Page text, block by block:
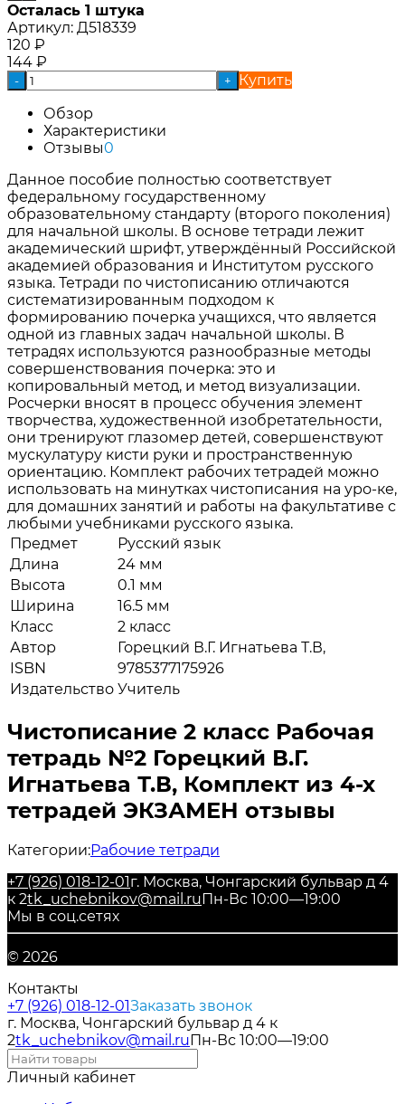
Осталась 1 штука
Артикул: Д518339
120 ₽
144 ₽
- +
Купить
Обзор
Характеристики
Отзывы0
Данное пособие полностью соответствует
федеральному государственному
образовательному стандарту (второго поколения)
для начальной школы. В основе тетради лежит
академический шрифт, утверждённый Российской
академией образования и Институтом русского
языка. Тетради по чистописанию отличаются
систематизированным подходом к
формированию почерка учащихся, что является
одной из главных задач начальной школы. В
тетрадях используются разнообразные методы
совершенствования почерка: это и
копировальный метод, и метод визуализации.
Росчерки вносят в процесс обучения элемент
творчества, художественной изобретательности,
они тренируют глазомер детей, совершенствуют
мускулатуру кисти руки и пространственную
ориентацию. Комплект рабочих тетрадей можно
использовать на минутках чистописания на уро-ке,
для домашних занятий и работы на факультативе с
любыми учебниками русского языка.
Предмет
Русский язык
Длина
24 мм
Высота
0.1 мм
Ширина
16.5 мм
Класс
2 класс
Автор
Горецкий В.Г. Игнатьева Т.В,
ISBN
9785377175926
Издательство Учитель
Чистописание 2 класс Рабочая
тетрадь №2 Горецкий В.Г.
Игнатьева Т.В, Комплект из 4-х
тетрадей ЭКЗАМЕН отзывы
Категории:Рабочие тетради
+7 (926) 018-12-01г. Москва, Чонгарский бульвар д 4
к 2tk_uchebnikov@mail.ruПн-Вс 10:00—19:00
Мы в соц.сетях
© 2026
Контакты
+7 (926) 018-12-01Заказать звонок
г. Москва, Чонгарский бульвар д 4 к
2tk_uchebnikov@mail.ruПн-Вс 10:00—19:00
Личный кабинет